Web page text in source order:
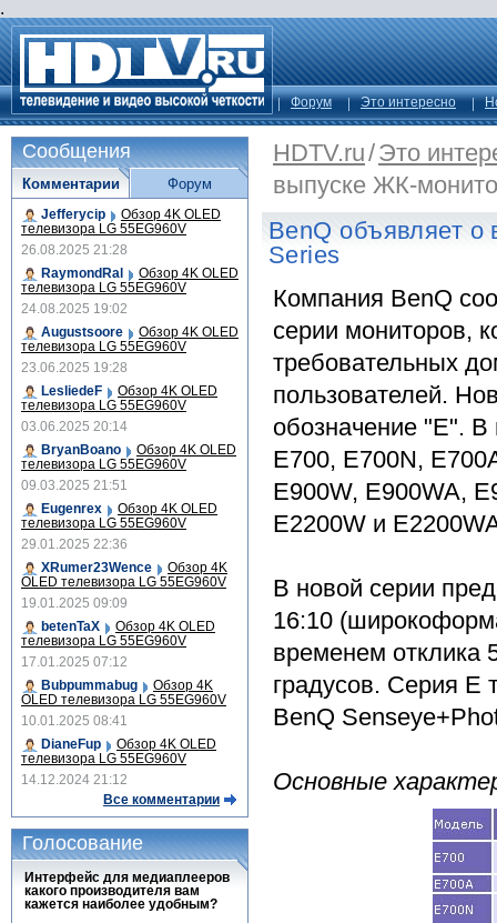
.
Форум Это интересно
HDTV.ru/Это
выпуске ЖК-
BenQ объявляет
Series
Компания BenQ
серии мониторов,
требовательных
пользователей.
обозначение "Е".
E700, E700N,
E900W, E900WA,
E2200W и
В новой серии
16:10
временем отклика
градусов. Серия Е
BenQ
Основные
Сообщения
Комментарии
Jefferycip Обзор 4K OLED
телевизора LG 55EG960V
26.08.2025 21:28
RaymondRal
Обзор 4K OLED
телевизора LG 55EG960V
24.08.2025 19:02
Augustsoore
Обзор 4K OLED
телевизора LG 55EG960V
23.06.2025 19:28
LesliedeF
Обзор 4K OLED
телевизора LG 55EG960V
03.06.2025 20:14
BryanBoano
Обзор 4K OLED
телевизора LG 55EG960V
09.03.2025 21:51
Eugenrex
Обзор 4K OLED
телевизора LG 55EG960V
29.01.2025 22:36
XRumer23Wence
Обзор 4K
OLED телевизора LG 55EG960V
19.01.2025 09:09
betenTaX
Обзор 4K OLED
телевизора LG 55EG960V
17.01.2025 07:12
Bubpummabug
Обзор 4K
OLED телевизора LG 55EG960V
10.01.2025 08:41
DianeFup
Обзор 4K OLED
телевизора LG 55EG960V
14.12.2024 21:12
Все комментарии
Форум
Голосование
Интерфейс для медиаплееров
какого производителя вам
кажется наиболее удобным?